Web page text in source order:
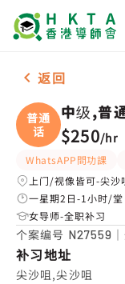
男-1名 中级,普
返回
普通
话
中级,普
$250/hr
WhatsAPP問功課
上门/视像皆可-尖沙
一星期2日-1小时/堂
女导师-全职补习
个案编号 N27559
补习地址
尖沙咀,尖沙咀